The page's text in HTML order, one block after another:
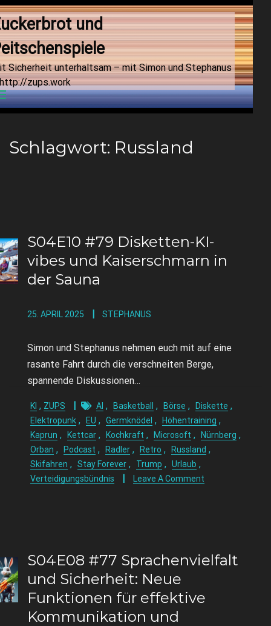
und
Sicherheit unterhaltsam – mit Simon und Stephanus
zups.work
Schlagwort: Russland
S04E10 #79 Disketten-KI-
vibes und Kaiserschmarn in
der Sauna
25. APRIL 2025 STEPHANUS
Simon und Stephanus nehmen euch mit auf eine
rasante Fahrt durch die verschneiten Berge,
spannende Diskussionen…
KI , ZUPS AI , Basketball , Börse , Diskette ,
Elektropunk , EU , Germknödel , Höhentraining ,
Kaprun , Kettcar , Kochkraft , Microsoft , Nürnberg ,
Orban , Podcast , Radler , Retro , Russland ,
Skifahren , Stay Forever , Trump , Urlaub ,
Verteidigungsbündnis Leave A Comment
S04E08 #77 Sprachenvielfalt
und Sicherheit: Neue
Funktionen für effektive
Kommunikation und